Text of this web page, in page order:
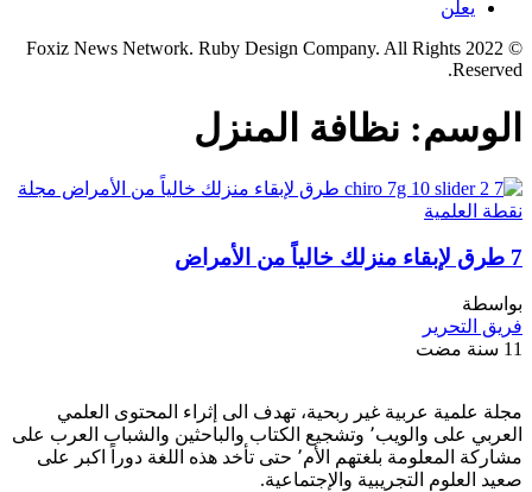
يعلن
© 2022 Foxiz News Network. Ruby Design Company. All Rights
Reserved.
الوسم: نظافة المنزل
7 طرق لإبقاء منزلك خالياً من الأمراض
بواسطة
فريق التحرير
11 سنة مضت
مجلة علمية عربية غير ربحية، تهدف الى إثراء المحتوى العلمي
العربي على والويب٬ وتشجيع الكتاب والباحثين والشباب العرب على
مشاركة المعلومة بلغتهم الأم٬ حتى تأخد هذه اللغة دوراً اكبر على
صعيد العلوم التجريبية والإجتماعية.